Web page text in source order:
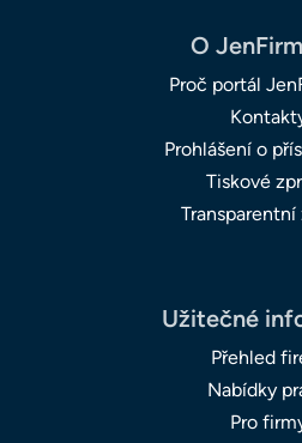
O
Proč portál
Prohlášení o
Tiskové
Transparentní
Užitečné
Přehled
Nabídky
Pro